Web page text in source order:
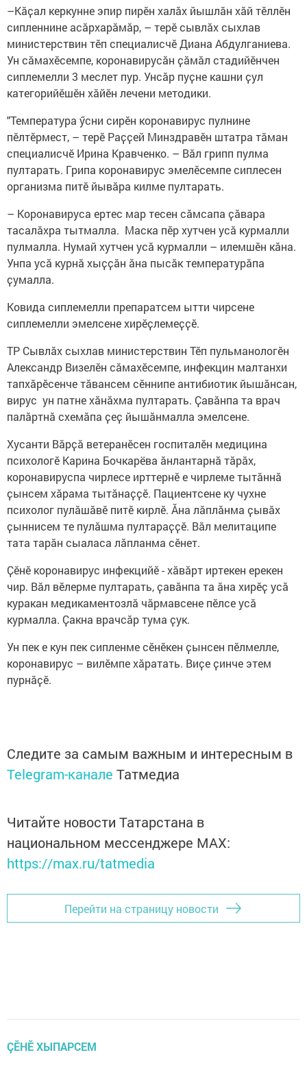
–Кӑҫал керкунне эпир пирӗн халӑх йышлӑн хӑй тӗллӗн
сипленнине асӑрхарӑмӑр, – терӗ сывлӑх сыхлав
министерствин тӗп специалисчӗ Диана Абдулганиева.
Ун сӑмахӗсемпе, коронавирусӑн ҫӑмӑл стадийӗнчен
сиплемелли 3 меслет пур. Унсӑр пуҫне кашни ҫул
категорийӗшӗн хӑйӗн лечени методики.
"Температура ӳсни сирӗн коронавирус пулнине
пӗлтӗрмест, – терӗ Раҫҫей Минздравӗн штатра тӑман
специалисчӗ Ирина Кравченко. – Вӑл грипп пулма
пултарать. Грипа коронавирус эмелӗсемпе сиплесен
организма питӗ йывӑра килме пултарать.
– Коронавируса ертес мар тесен сӑмсапа ҫӑвара
тасалӑхра тытмалла. Маска пӗр хутчен усӑ курмалли
пулмалла. Нумай хутчен усӑ курмалли – илемшӗн кӑна.
Унпа усӑ курнӑ хыҫҫӑн ӑна пысӑк температурӑпа
ҫумалла.
Ковида сиплемелли препаратсем ытти чирсене
сиплемелли эмелсене хирӗҫлемеҫҫӗ.
ТР Сывлӑх сыхлав министерствин Тӗп пульманологӗн
Александр Визелӗн сӑмахӗсемпе, инфекцин малтанхи
тапхӑрӗсенче тӑвансем сӗннипе антибиотик йышӑнсан,
вирус ун патне хӑнӑхма пултарать. Ҫавӑнпа та врач
палӑртнӑ схемӑпа ҫеҫ йышӑнмалла эмелсене.
Хусанти Вӑрҫӑ ветеранӗсен госпиталӗн медицина
психологӗ Карина Бочкарёва ӑнлантарнӑ тӑрӑх,
коронавируспа чирлесе ирттернӗ е чирлеме тытӑннӑ
ҫынсем хӑрама тытӑнаҫҫӗ. Пациентсене ку чухне
психолог пулӑшӑвӗ питӗ кирлӗ. Ӑна лӑплӑнма ҫывӑх
ҫыннисем те пулӑшма пултараҫҫӗ. Вӑл мелитаципе
тата тарӑн сыаласа лӑпланма сӗнет.
Ҫӗнӗ коронавирус инфекцийӗ - хӑвӑрт иртекен ерекен
чир. Вӑл вӗлерме пултарать, ҫавӑнпа та ӑна хирӗҫ усӑ
куракан медикаментозлӑ чӑрмавсене пӗлсе усӑ
курмалла. Ҫакна врачсӑр тума ҫук.
Ун пек е кун пек сипленме сӗнӗкен ҫынсен пӗлмелле,
коронавирус – вилӗмпе хӑратать. Виҫе ҫинче этем
пурнӑҫӗ.
Следите за самым важным и интересным в
Telegram-канале Татмедиа
Читайте новости Татарстана в
национальном мессенджере MАХ:
https://max.ru/tatmedia
Перейти на страницу новости
ÇӖНӖ ХЫПАРСЕМ